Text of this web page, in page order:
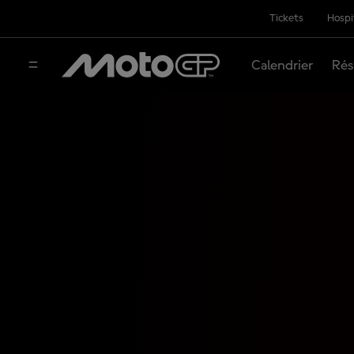
Tickets
Calendrier